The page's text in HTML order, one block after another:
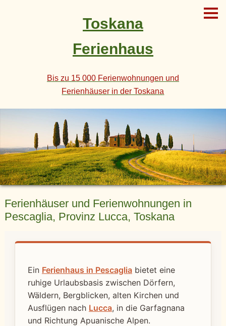
Toskana
Ferienhaus
Bis zu 15 000 Ferienwohnungen und
Ferienhäuser in der Toskana
Ferienhäuser und Ferienwohnungen in
Pescaglia, Provinz Lucca, Toskana
Ein Ferienhaus in Pescagliabietet eine
ruhige Urlaubsbasis zwischen Dörfern,
Wäldern, Bergblicken, alten Kirchen und
Ausflügen nach Lucca, in die Garfagnana
und Richtung Apuanische Alpen.